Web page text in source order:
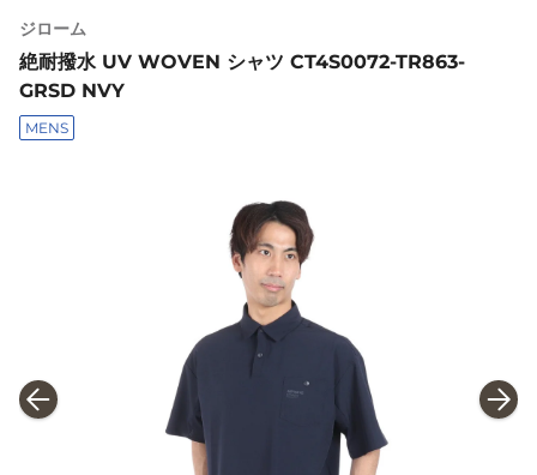
ジローム
絶耐撥水 UV WOVEN シャツ CT4S0072-TR863-
GRSD NVY
MENS